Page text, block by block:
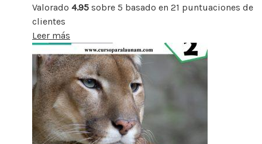
Valorado 4.95 sobre 5 basado en 21 puntuaciones de
clientes
Leer más